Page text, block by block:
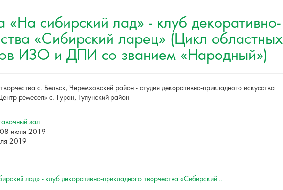
«На сибирский лад» - клуб декоративно-
«Сибирский ларец» (Цикл областных
ИЗО и ДПИ со званием «Народный»)
с. Бельск, Черемховский район - студия декоративно-прикладного искусства
ремесел» с. Гуран, Тулунский район
зал
июля 2019
2019
лад» - клуб декоративно-прикладного творчества «Сибирский...